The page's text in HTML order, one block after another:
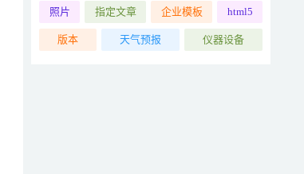
照片 指定文章 企业模板 html5
版本 天气预报 仪器设备